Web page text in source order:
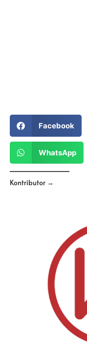
Facebook
WhatsApp
Kontributor →